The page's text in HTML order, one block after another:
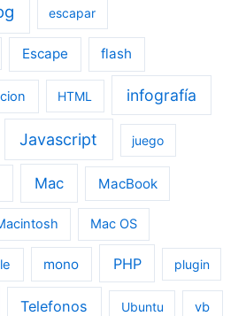
escapar
Escape flash
HTML infografía
Javascript juego
Mac MacBook
Mac OS
mono PHP plugin
Telefonos Ubuntu vb